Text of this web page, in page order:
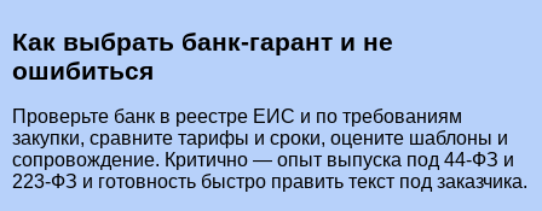
Как выбрать банк‑гарант и не
ошибиться
Проверьте банк в реестре ЕИС и по требованиям
закупки, сравните тарифы и сроки, оцените шаблоны и
сопровождение. Критично — опыт выпуска под 44‑ФЗ и
223‑ФЗ и готовность быстро править текст под заказчика.